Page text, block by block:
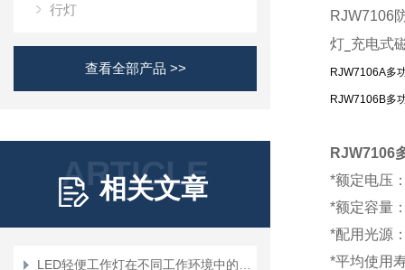
行灯
查看全部产品 >>
ARTICLE
相关文章
RJW7106
灯 充电式
RJW7106A多
RJW7106B多
RJW7106
*额定电压
*额定容量
*配用光源
*平均使用